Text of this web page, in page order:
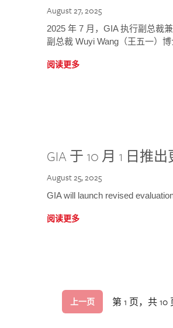
August 27, 2025
2025 年 7 月，GIA 执行副总裁
副总裁 Wuyi Wang（王五一）
阅读更多
GIA 于 10 月 1 日推
August 25, 2025
GIA will launch revised
阅读更多
上一页 第 1 页，共 10